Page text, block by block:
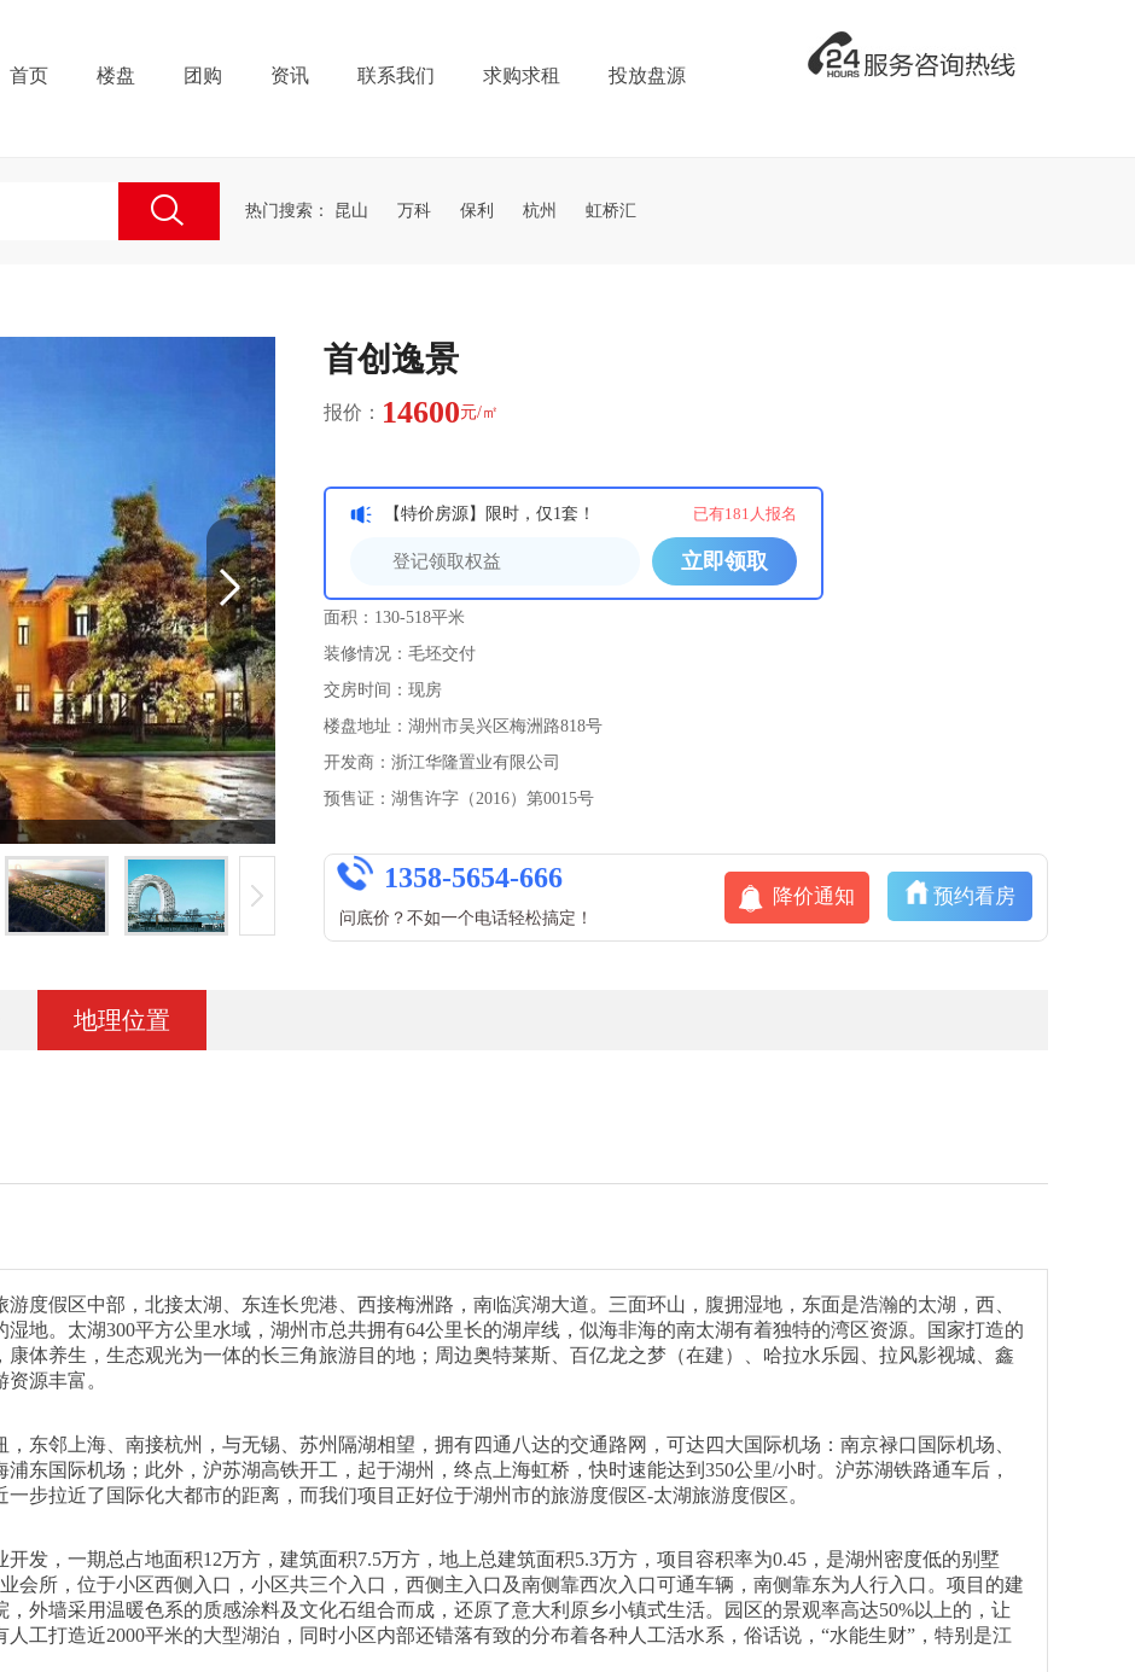
首页 楼盘 团购 资讯 联系我们 求购求租 投放盘源
热门搜索： 昆山 万科 保利 杭州 虹桥汇
首创逸景
报价： 14600元/㎡
【特价房源】限时，仅1套！ 已有181 人报名
面积：130-518平米
装修情况：毛坯交付
交房时间：现房
楼盘地址：湖州市吴兴区梅洲路818号
开发商：浙江华隆置业有限公司
预售证：湖售许字（2016）第0015号
1358-5654-666
问底价？不如一个电话轻松搞定！
降价通知 预约看房
地理位置
度假区中部，北接太湖、东连长兜港、西接梅洲路，南临滨湖大道。三面环山，腹拥湿地，东面是浩瀚的太湖，西、
地。太湖300平方公里水域，湖州市总共拥有64公里长的湖岸线，似海非海的南太湖有着独特的湾区资源。国家打造的
体养生，生态观光为一体的长三角旅游目的地；周边奥特莱斯、百亿龙之梦（在建）、哈拉水乐园、拉风影视城、鑫
源丰富。
东邻上海、南接杭州，与无锡、苏州隔湖相望，拥有四通八达的交通路网，可达四大国际机场：南京禄口国际机场、
东国际机场；此外，沪苏湖高铁开工，起于湖州，终点上海虹桥，快时速能达到350公里/小时。沪苏湖铁路通车后，
步拉近了国际化大都市的距离，而我们项目正好位于湖州市的旅游度假区-太湖旅游度假区。
发，一期总占地面积12万方，建筑面积7.5万方，地上总建筑面积5.3万方，项目容积率为0.45，是湖州密度低的别墅
会所，位于小区西侧入口，小区共三个入口，西侧主入口及南侧靠西次入口可通车辆，南侧靠东为人行入口。项目的建
外墙采用温暖色系的质感涂料及文化石组合而成，还原了意大利原乡小镇式生活。园区的景观率高达50%以上的，让
工打造近2000平米的大型湖泊，同时小区内部还错落有致的分布着各种人工活水系，俗话说，“水能生财”，特别是江